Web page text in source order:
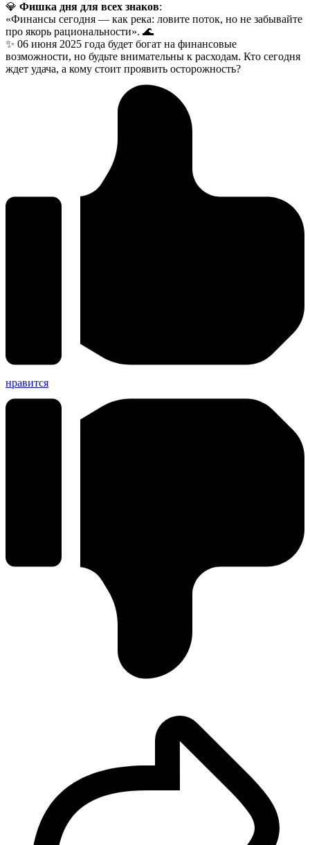
💎 Фишка дня для всех знаков:
«Финансы сегодня — как река: ловите поток, но не забывайте
про якорь рациональности». 🌊
✨ 06 июня 2025 года будет богат на финансовые
возможности, но будьте внимательны к расходам. Кто сегодня
ждет удача, а кому стоит проявить осторожность?
нравится